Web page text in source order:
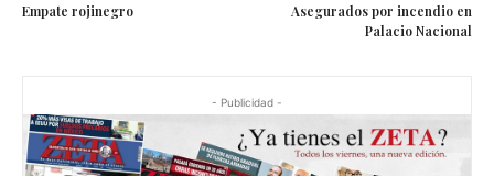
Empate rojinegro
Asegurados por incendio en
Palacio Nacional
- Publicidad -